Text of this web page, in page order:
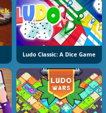
Ludo Classic: A Dice Game